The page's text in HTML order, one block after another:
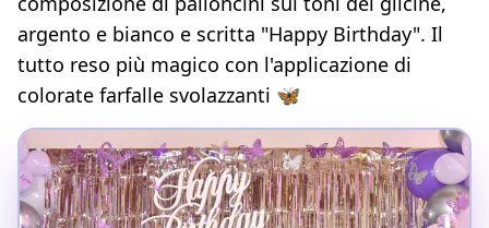
argento e bianco e scritta "Happy Birthday". Il
tutto reso più magico con l'applicazione di
colorate farfalle svolazzanti 🦋